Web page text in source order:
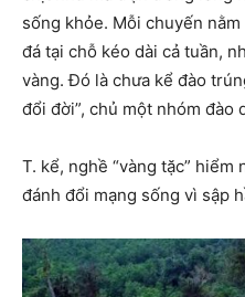
sống khỏe. Mỗi chuyến
đá tại chỗ kéo dài cả tuần,
vàng. Đó là chưa kể đào
đổi đời”, chủ một nhóm đào
T. kể, nghề “vàng tặc”
đánh đổi mạng sống vì sập